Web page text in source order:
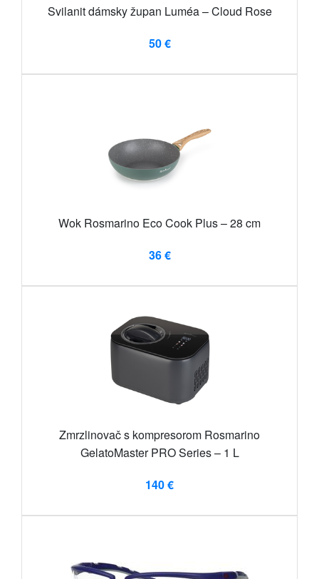
Svilanit dámsky župan Luméa – Cloud Rose
50 €
Wok Rosmarino Eco Cook Plus – 28 cm
36 €
Zmrzlinovač s kompresorom Rosmarino
GelatoMaster PRO Series – 1 L
140 €